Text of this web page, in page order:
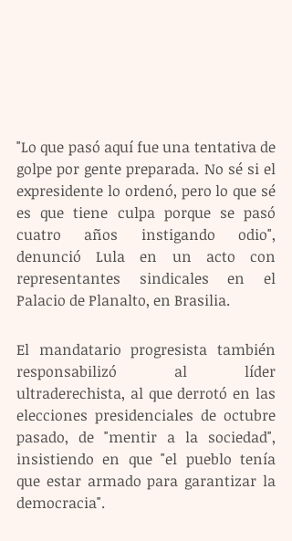
"Lo que pasó aquí fue una tentativa de
golpe por gente preparada. No sé si el
expresidente lo ordenó, pero lo que sé
es que tiene culpa porque se pasó
cuatro años instigando odio",
denunció Lula en un acto con
representantes sindicales en el
Palacio de Planalto, en Brasilia.
El mandatario progresista también
responsabilizó al líder
ultraderechista, al que derrotó en las
elecciones presidenciales de octubre
pasado, de "mentir a la sociedad",
insistiendo en que "el pueblo tenía
que estar armado para garantizar la
democracia".